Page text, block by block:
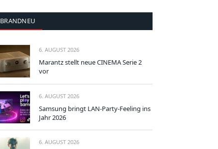
BRANDNEU
6. AUGUST 2026
Marantz stellt neue CINEMA Serie 2
vor
6. AUGUST 2026
Samsung bringt LAN-Party-Feeling ins
Jahr 2026
6. AUGUST 2026